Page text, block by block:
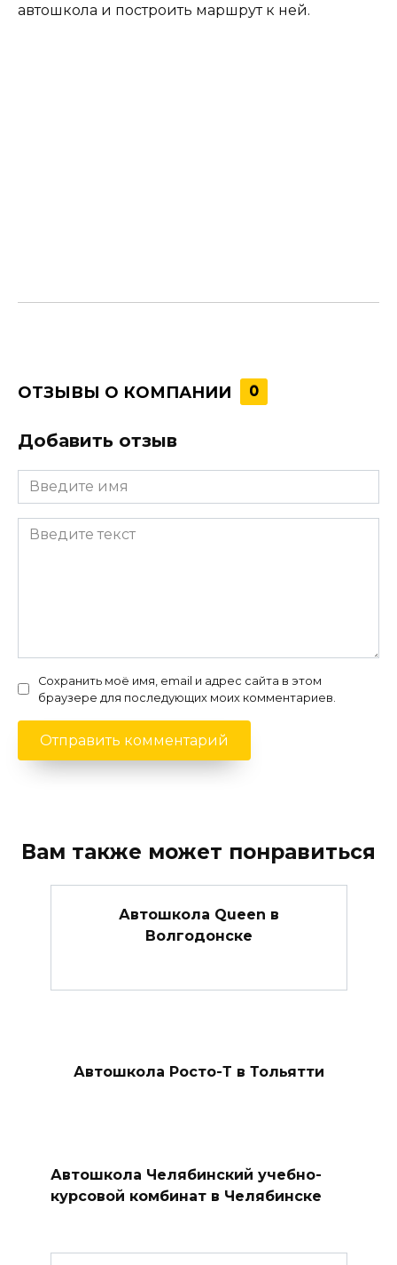
автошкола и построить маршрут к ней.
ОТЗЫВЫ О КОМПАНИИ 0
Добавить отзыв
Сохранить моё имя, email и адрес сайта в этом
браузере для последующих моих комментариев.
Вам также может понравиться
Автошкола Queen в
Волгодонске
Автошкола Росто-Т в Тольятти
Автошкола Челябинский учебно-
курсовой комбинат в Челябинске